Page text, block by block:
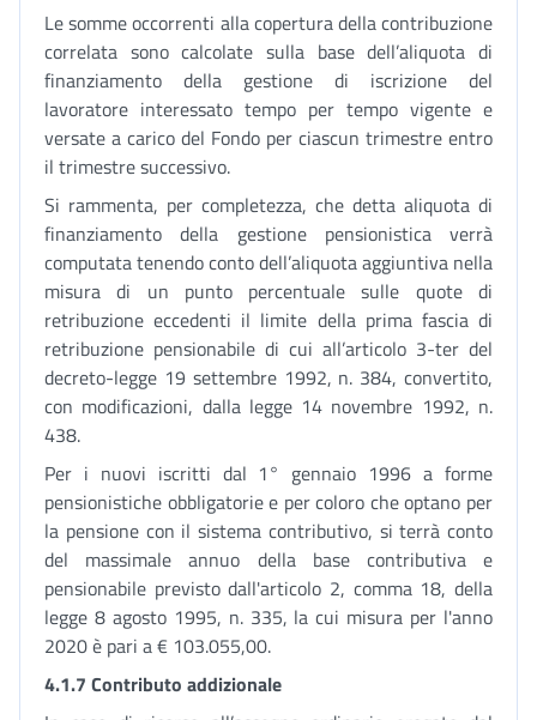
Le somme occorrenti alla copertura della contribuzione
correlata sono calcolate sulla base dell’aliquota di
finanziamento della gestione di iscrizione del
lavoratore interessato tempo per tempo vigente e
versate a carico del Fondo per ciascun trimestre entro
il trimestre successivo.
Si rammenta, per completezza, che detta aliquota di
finanziamento della gestione pensionistica verrà
computata tenendo conto dell’aliquota aggiuntiva nella
misura di un punto percentuale sulle quote di
retribuzione eccedenti il limite della prima fascia di
retribuzione pensionabile di cui all’articolo 3-ter del
decreto-legge 19 settembre 1992, n. 384, convertito,
con modificazioni, dalla legge 14 novembre 1992, n.
438.
Per i nuovi iscritti dal 1° gennaio 1996 a forme
pensionistiche obbligatorie e per coloro che optano per
la pensione con il sistema contributivo, si terrà conto
del massimale annuo della base contributiva e
pensionabile previsto dall'articolo 2, comma 18, della
legge 8 agosto 1995, n. 335, la cui misura per l'anno
2020 è pari a € 103.055,00.
4.1.7 Contributo addizionale